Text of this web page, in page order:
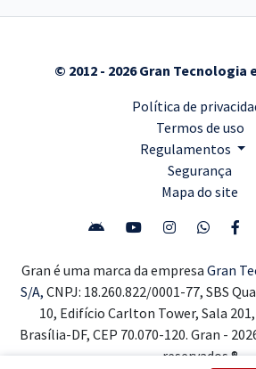
© 2012 - 2026 Gran Tecnologia
Política de
Termos de uso
Regulamentos
Segurança
Mapa do site
Gran é uma marca da empresa Gran
S/A, CNPJ: 18.260.822/0001-77, SBS
10, Edifício Carlton Tower, Sala 201,
Brasília-DF, CEP 70.070-120. Gran -
reservados ®